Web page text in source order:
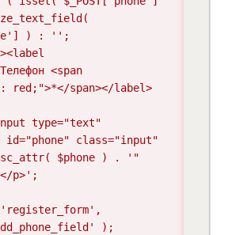
) : '';
<span
red;">*</span></label>
id="phone" class="input"
$phone ) . '"
p>';
'register_form',
);